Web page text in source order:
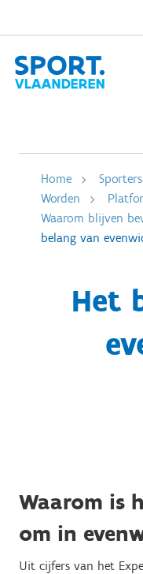
Home
Worden
Waarom blijven
belang van
Het
Waarom is
om in
Uit cijfers van het